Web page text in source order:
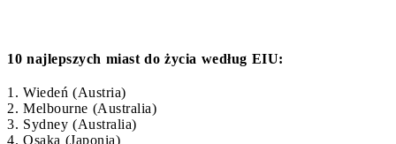
10 najlepszych miast do życia według EIU:
1. Wiedeń (Austria)
2. Melbourne (Australia)
3. Sydney (Australia)
4. Osaka (Japonia)